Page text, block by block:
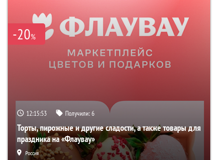
-20%
12:15:52 Получили:6
Торты, пирожные и другие сладости, а также товары для
праздника на «Флаувау»
Россия